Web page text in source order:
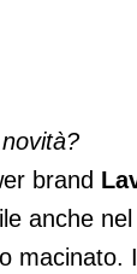
brand
anche
macinato.